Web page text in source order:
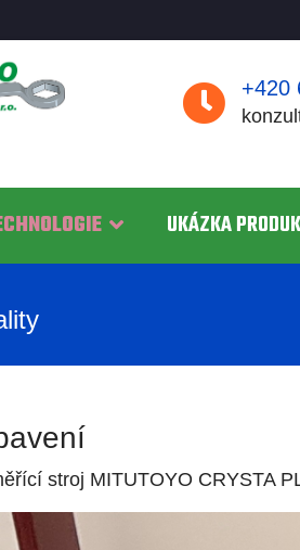
+420
UKÁZKA
stroj MITUTOYO CRYSTA